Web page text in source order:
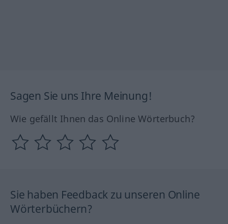
Sagen Sie uns Ihre Meinung!
Wie gefällt Ihnen das Online Wörterbuch?
Sie haben Feedback zu unseren Online
Wörterbüchern?